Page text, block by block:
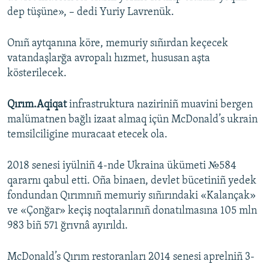
dep tüşüne», – dedi Yuriy Lavrenük.
Onıñ aytqanına köre, memuriy sıñırdan keçecek
vatandaşlarğa avropalı hızmet, hususan aşta
kösterilecek.
Qırım.Aqiqatinfrastruktura naziriniñ muavini bergen
malümatnen bağlı izaat almaq içün McDonald’s ukrain
temsilciligine muracaat etecek ola.
2018 senesi iyülniñ 4-nde Ukraina ükümeti №584
qararnı qabul etti. Oña binaen, devlet bücetiniñ yedek
fondundan Qırımnıñ memuriy sıñırındaki «Kalançak»
ve «Çonğar» keçiş noqtalarınıñ donatılmasına 105 mln
983 biñ 571 ğrıvnâ ayırıldı.
McDonald’s Qırım restoranları 2014 senesi aprelniñ 3-